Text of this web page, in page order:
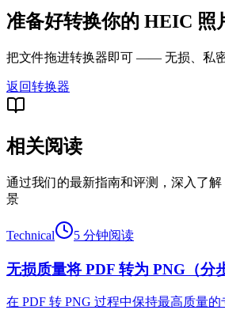
准备好转换你的 HEIC 照
把文件拖进转换器即可 —— 无损、私密
返回转换器
相关阅读
通过我们的最新指南和评测，深入了解
景
Technical 5 分钟阅读
无损质量将 PDF 转为 PNG（分
在 PDF 转 PNG 过程中保持最高质量的